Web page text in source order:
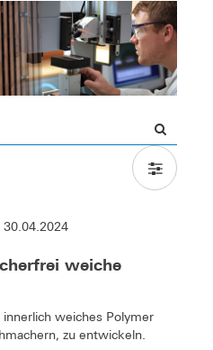
30.04.2024
weiche
weiches Polymer
zu entwickeln.